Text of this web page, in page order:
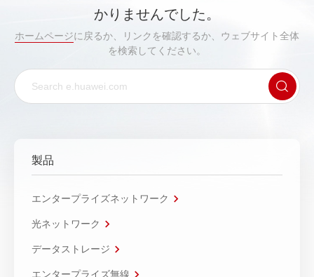
かりませんでした。
ホームページに戻るか、リンクを確認するか、ウェブサイト全体
を検索してください。
製品
エンタープライズネットワーク
光ネットワーク
データストレージ
エンタープライズ無線